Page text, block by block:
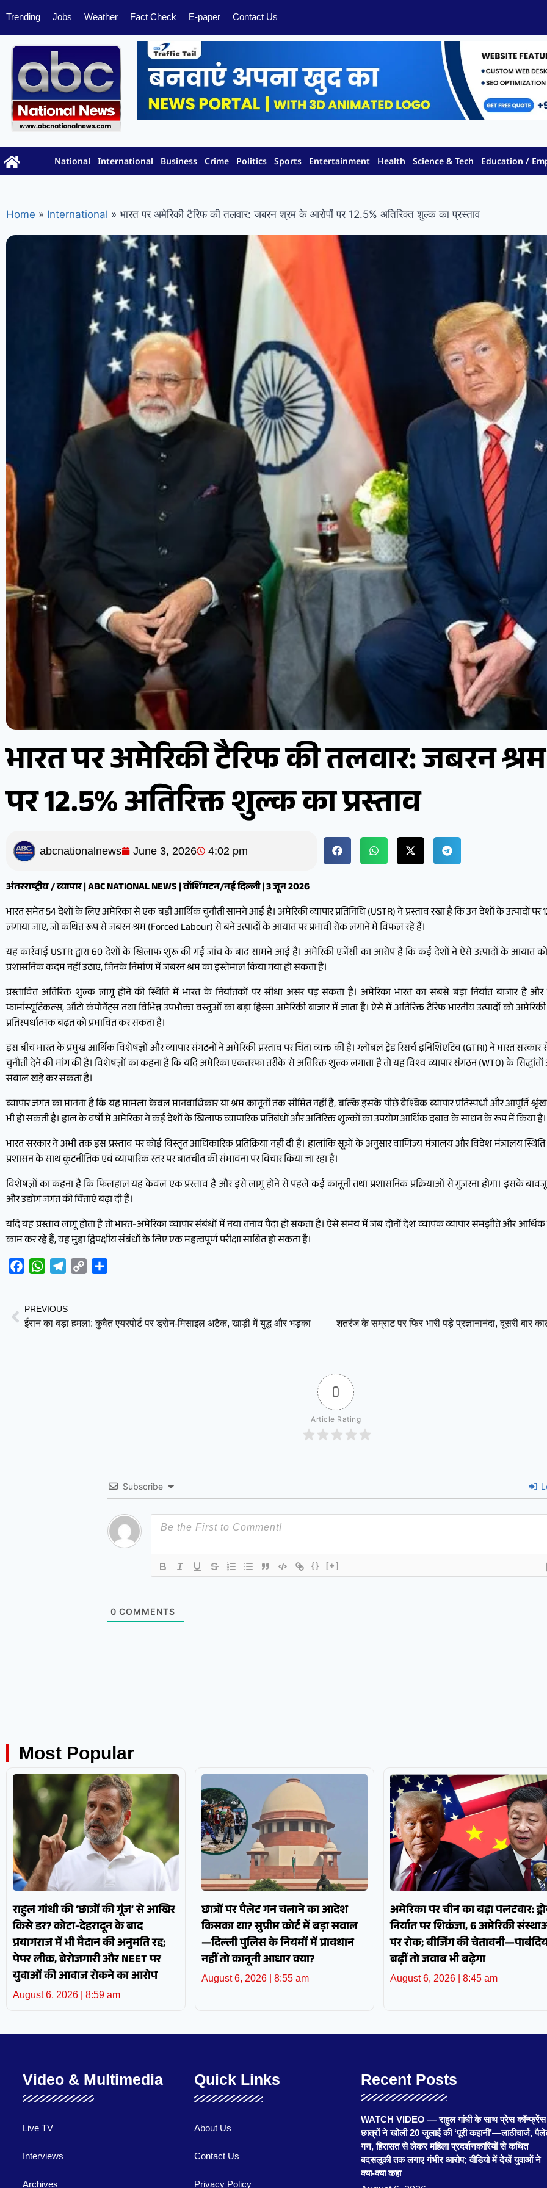
Trending Jobs Weather Fact Check E-paper Contact Us
National International Business Crime Politics Sports Entertainment Health Science & Tech Education /
Home » International » भारत पर अमेरिकी टैरिफ की तलवार: जबरन श्रम के आरोपों पर 12.5% अतिरिक्त शुल्क का प्रस्ताव
भारत पर अमेरिकी टैरिफ की तलवार: जबरन
पर 12.5% अतिरिक्त शुल्क का प्रस्ताव
abcnationalnews June 3, 2026 4:02 pm
अंतरराष्ट्रीय / व्यापार | ABC NATIONAL NEWS | वॉशिंगटन/नई दिल्ली | 3 जून 2026
भारत समेत 54 देशों के लिए अमेरिका से एक बड़ी आर्थिक चुनौती सामने आई है। अमेरिकी व्यापार प्रतिनिधि (USTR) ने प्रस्ताव रखा है कि उन देशों के उत्पादों
लगाया जाए, जो कथित रूप से जबरन श्रम (Forced Labour) से बने उत्पादों के आयात पर प्रभावी रोक लगाने में विफल रहे हैं।
यह कार्रवाई USTR द्वारा 60 देशों के खिलाफ शुरू की गई जांच के बाद सामने आई है। अमेरिकी एजेंसी का आरोप है कि कई देशों ने ऐसे उत्पादों के आयात
प्रशासनिक कदम नहीं उठाए, जिनके निर्माण में जबरन श्रम का इस्तेमाल किया गया हो सकता है।
प्रस्तावित अतिरिक्त शुल्क लागू होने की स्थिति में भारत के निर्यातकों पर सीधा असर पड़ सकता है। अमेरिका भारत का सबसे बड़ा निर्यात बाजार है और
फार्मास्यूटिकल्स, ऑटो कंपोनेंट्स तथा विभिन्न उपभोक्ता वस्तुओं का बड़ा हिस्सा अमेरिकी बाजार में जाता है। ऐसे में अतिरिक्त टैरिफ भारतीय उत्पादों को
प्रतिस्पर्धात्मक बढ़त को प्रभावित कर सकता है।
इस बीच भारत के प्रमुख आर्थिक विशेषज्ञों और व्यापार संगठनों ने अमेरिकी प्रस्ताव पर चिंता व्यक्त की है। ग्लोबल ट्रेड रिसर्च इनिशिएटिव (GTRI) ने भारत
चुनौती देने की मांग की है। विशेषज्ञों का कहना है कि यदि अमेरिका एकतरफा तरीके से अतिरिक्त शुल्क लगाता है तो यह विश्व व्यापार संगठन (WTO) के
सवाल खड़े कर सकता है।
व्यापार जगत का मानना है कि यह मामला केवल मानवाधिकार या श्रम कानूनों तक सीमित नहीं है, बल्कि इसके पीछे वैश्विक व्यापार प्रतिस्पर्धा और आपूर्ति
भी हो सकती है। हाल के वर्षों में अमेरिका ने कई देशों के खिलाफ व्यापारिक प्रतिबंधों और अतिरिक्त शुल्कों का उपयोग आर्थिक दबाव के साधन के रूप में किया है।
भारत सरकार ने अभी तक इस प्रस्ताव पर कोई विस्तृत आधिकारिक प्रतिक्रिया नहीं दी है। हालांकि सूत्रों के अनुसार वाणिज्य मंत्रालय और विदेश मंत्रालय
प्रशासन के साथ कूटनीतिक एवं व्यापारिक स्तर पर बातचीत की संभावना पर विचार किया जा रहा है।
विशेषज्ञों का कहना है कि फिलहाल यह केवल एक प्रस्ताव है और इसे लागू होने से पहले कई कानूनी तथा प्रशासनिक प्रक्रियाओं से गुजरना होगा। इसके
और उद्योग जगत की चिंताएं बढ़ा दी हैं।
यदि यह प्रस्ताव लागू होता है तो भारत-अमेरिका व्यापार संबंधों में नया तनाव पैदा हो सकता है। ऐसे समय में जब दोनों देश व्यापक व्यापार समझौते और
काम कर रहे हैं, यह मुद्दा द्विपक्षीय संबंधों के लिए एक महत्वपूर्ण परीक्षा साबित हो सकता है।
FacebookWhatsAppTelegram
Copy
PREVIOUS
ईरान का बड़ा हमला: कुवैत एयरपोर्ट पर ड्रोन-मिसाइल अटैक, खाड़ी में युद्ध और भड़का
0
Article Rating
Subscribe
{} [+]
0 COMMENTS
Most Popular
राहुल गांधी की ‘छात्रों की गूंज’ से आखिर
किसे डर? कोटा-देहरादून के बाद
प्रयागराज में भी मैदान की अनुमति रद्द;
पेपर लीक, बेरोजगारी और NEET पर
युवाओं की आवाज रोकने का आरोप
August 6, 2026 8:59 am
छात्रों पर पैलेट गन चलाने का आदेश
किसका था? सुप्रीम कोर्ट में बड़ा सवाल
—दिल्ली पुलिस के नियमों में प्रावधान
नहीं तो कानूनी आधार क्या?
August 6, 2026 8:55 am
अमेरिका पर चीन का बड़ा पलटवार:
निर्यात पर शिकंजा, 6 अमेरिकी
पर रोक; बीजिंग की
बढ़ीं तो जवाब भी बढ़ेगा
August 6, 2026 8:45 am
Video & Multimedia
Live TV
Interviews
Archives
Quick Links
About Us
Contact Us
Privacy Policy
Recent Posts
WATCH VIDEO — राहुल गांधी के साथ प्रेस
छात्रों ने खोली 20 जुलाई की ‘पूरी कहानी’—लाठीचार्ज,
गन, हिरासत से लेकर महिला प्रदर्शनकारियों से कथित
बदसलूकी तक लगाए गंभीर आरोप; वीडियो में देखें युवाओं ने
क्या-क्या कहा